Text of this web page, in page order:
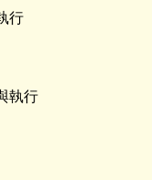
行
執行